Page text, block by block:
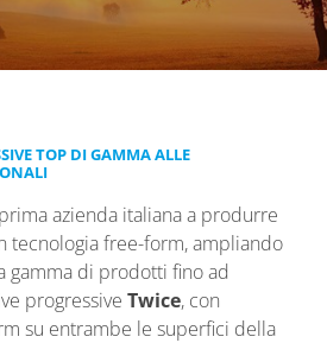
TOP DI GAMMA ALLE
azienda italiana a produrre
tecnologia free-form, ampliando
gamma di prodotti fino ad
progressive Twice, con
su entrambe le superfici della